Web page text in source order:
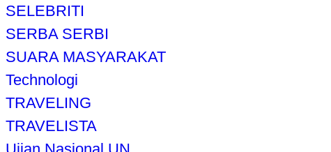
SELEBRITI
SERBA SERBI
SUARA MASYARAKAT
Technologi
TRAVELING
TRAVELISTA